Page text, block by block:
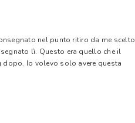
nel punto ritiro da me scelto
lì. Questo era quello che il
dopo. Io volevo solo avere questa